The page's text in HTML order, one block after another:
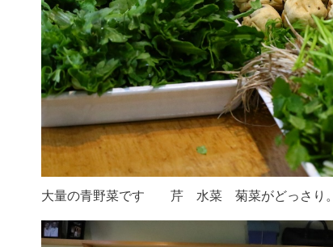
大量の青野菜です 芹 水菜 菊菜がどっさり。